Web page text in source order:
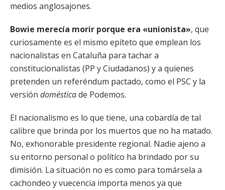
medios anglosajones.
Bowie merecía morir porque era «unionista», que
curiosamente es el mismo epíteto que emplean los
nacionalistas en Cataluña para tachar a
constitucionalistas (PP y Ciudadanos) y a quienes
pretenden un referéndum pactado, como el PSC y la
versión domésticade Podemos.
El nacionalismo es lo que tiene, una cobardía de tal
calibre que brinda por los muertos que no ha matado.
No, exhonorable presidente regional. Nadie ajeno a
su entorno personal o político ha brindado por su
dimisión. La situación no es como para tomársela a
cachondeo y vuecencia importa menos ya que